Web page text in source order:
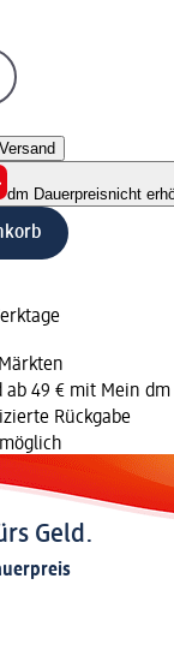
Versand
dm Dauerpreisnicht
ab 49 € mit Mein
Rückgabe
Geld.